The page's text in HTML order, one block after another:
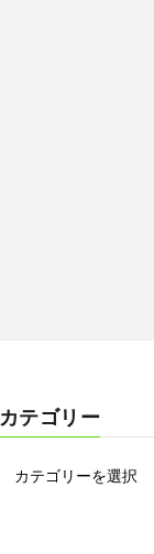
カテゴリー